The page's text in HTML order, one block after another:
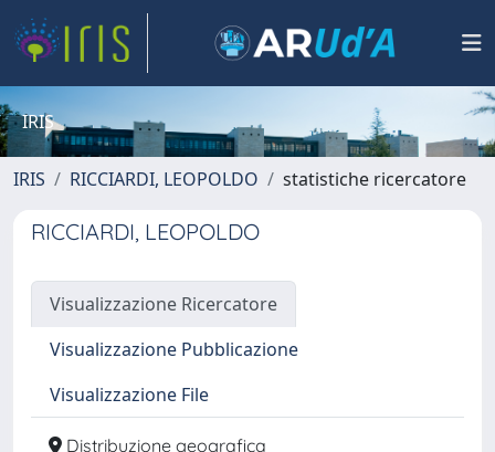
IRIS
IRIS RICCIARDI, LEOPOLDO statistiche ricercatore
RICCIARDI, LEOPOLDO
Visualizzazione Ricercatore
Visualizzazione Pubblicazione
Visualizzazione File
Distribuzione geografica